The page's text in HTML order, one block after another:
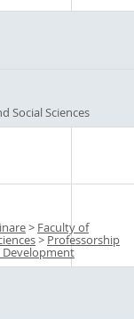
Social Sciences
> Faculty of
> Professorship